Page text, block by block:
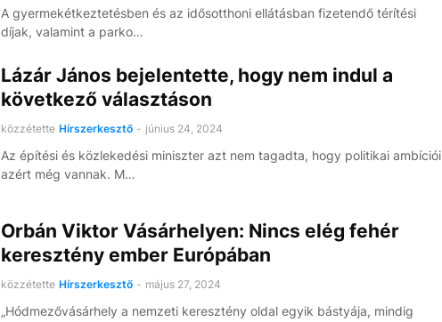
A gyermekétkeztetésben és az idősotthoni ellátásban fizetendő térítési
díjak, valamint a parko…
Lázár János bejelentette, hogy nem indul a
következő választáson
közzétette Hírszerkesztő - június 24, 2024
Az építési és közlekedési miniszter azt nem tagadta, hogy politikai ambíciói
azért még vannak. M…
Orbán Viktor Vásárhelyen: Nincs elég fehér
keresztény ember Európában
közzétette Hírszerkesztő - május 27, 2024
„Hódmezővásárhely a nemzeti keresztény oldal egyik bástyája, mindig